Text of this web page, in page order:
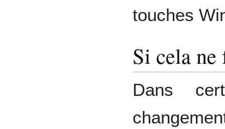
touches
Si cela ne
Dans